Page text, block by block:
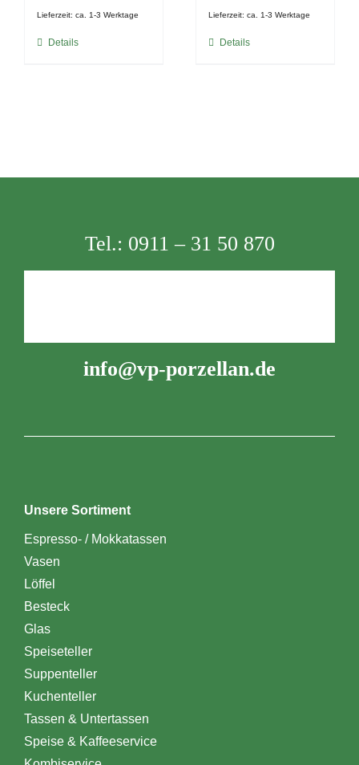
Lieferzeit: ca. 1-3 Werktage
Details
Lieferzeit:ca. 1-3 Werktage
Details
Tel.: 0911 – 31 50 870
info@vp-porzellan.de
Unsere Sortiment
Espresso- / Mokkatassen
Vasen
Löffel
Besteck
Glas
Speiseteller
Suppenteller
Kuchenteller
Tassen & Untertassen
Speise & Kaffeeservice